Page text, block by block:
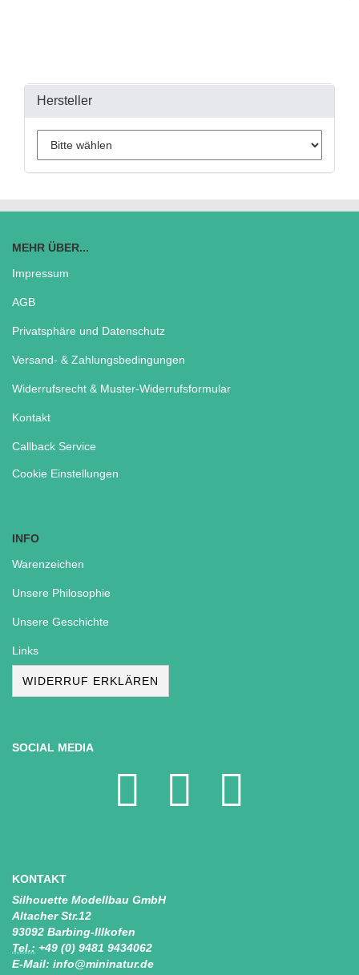
Hersteller
MEHR ÜBER...
Impressum
AGB
Privatsphäre und Datenschutz
Versand- & Zahlungsbedingungen
Widerrufsrecht & Muster-Widerrufsformular
Kontakt
Callback Service
Cookie Einstellungen
INFO
Warenzeichen
Unsere Philosophie
Unsere Geschichte
Links
WIDERRUF ERKLÄREN
SOCIAL MEDIA
KONTAKT
Silhouette Modellbau GmbH
Altacher Str.12
93092 Barbing-Illkofen
Tel.: +49 (0) 9481 9434062
E-Mail: info@mininatur.de